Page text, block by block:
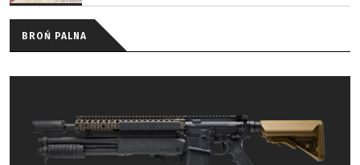
BROŃ PALNA